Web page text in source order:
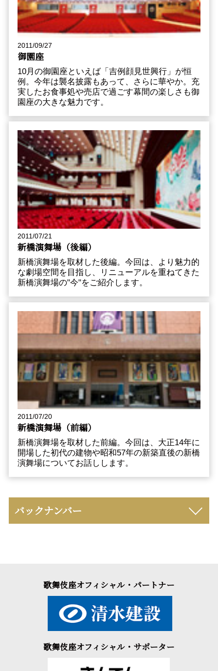
2011/09/27
御園座
10月の御園座といえば「吉例顔見世興行」が恒
例。今年は襲名披露もあって、さらに華やか。充
実したお食事処や売店で過ごす幕間の楽しさも御
園座の大きな魅力です。
2011/07/21
新橋演舞場（後編）
新橋演舞場を取材した後編。今回は、より魅力的
な劇場空間を目指し、リニューアルを重ねてきた
新橋演舞場の"今"をご紹介します。
2011/07/20
新橋演舞場（前編）
新橋演舞場を取材した前編。今回は、大正14年に
開場した初代の建物や昭和57年の新築直後の新橋
演舞場についてお話しします。
バックナンバー
歌舞伎座オフィシャル・パートナー
歌舞伎座オフィシャル・サポーター